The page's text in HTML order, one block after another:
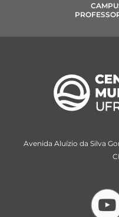
Avenida Aluízio da Silva